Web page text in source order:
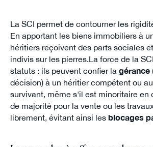
La SCI permet de contourner les
En apportant les biens immobiliers à
héritiers reçoivent des parts sociales
indivis sur les pierres.La force de la
statuts : ils peuvent confier la gérance
décision) à un héritier compétent ou
survivant, même s'il est minoritaire en
de majorité pour la vente ou les
librement, évitant ainsi les blocages